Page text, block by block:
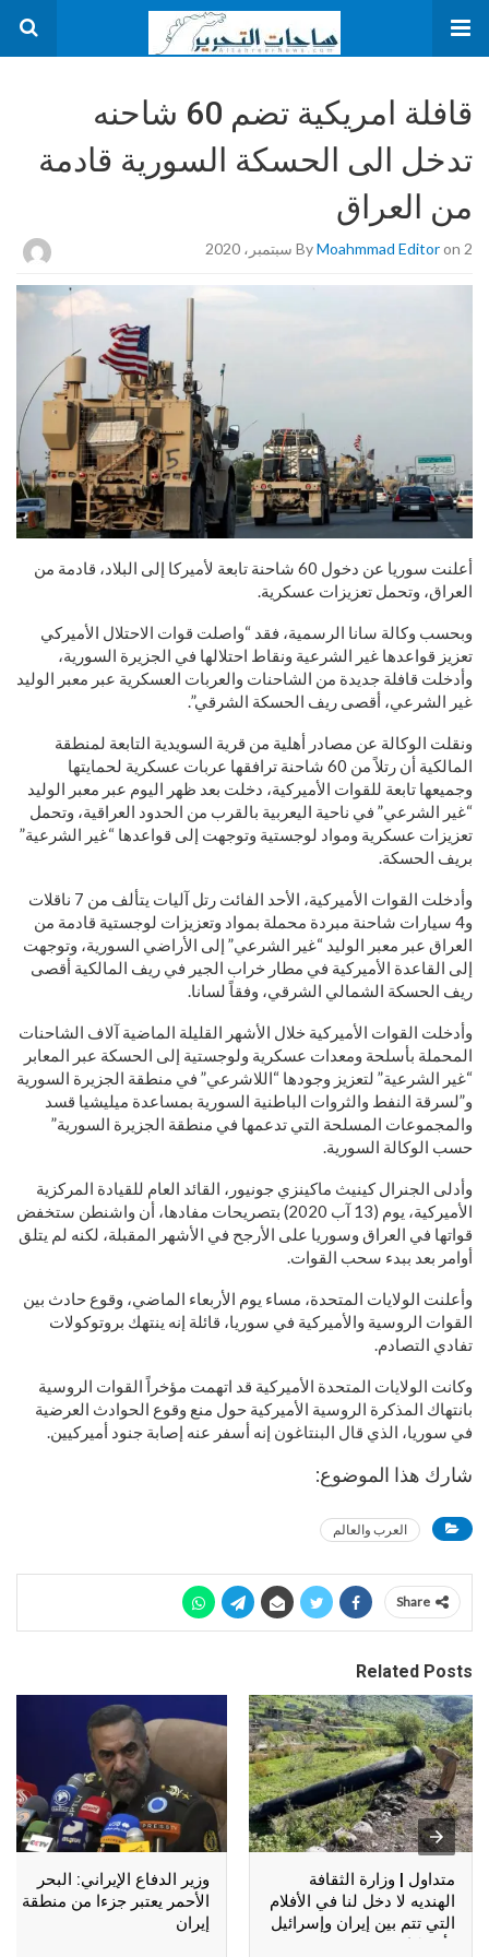
قافلة امريكية تضم 60 شاحنه
تدخل الى الحسكة السورية قادمة
من العراق
ByMoahmmad Editoron 2 سبتمبر، 2020
أعلنت سوريا عن دخول 60 شاحنة تابعة لأميركا إلى البلاد، قادمة من
العراق، وتحمل تعزيزات عسكرية.
وبحسب وكالة سانا الرسمية، فقد “واصلت قوات الاحتلال الأميركي
تعزيز قواعدها غير الشرعية ونقاط احتلالها في الجزيرة السورية،
وأدخلت قافلة جديدة من الشاحنات والعربات العسكرية عبر معبر الوليد
غير الشرعي، أقصى ريف الحسكة الشرقي”.
ونقلت الوكالة عن مصادر أهلية من قرية السويدية التابعة لمنطقة
المالكية أن رتلاً من 60 شاحنة ترافقها عربات عسكرية لحمايتها
وجميعها تابعة للقوات الأميركية، دخلت بعد ظهر اليوم عبر معبر الوليد
“غير الشرعي” في ناحية اليعربية بالقرب من الحدود العراقية، وتحمل
تعزيزات عسكرية ومواد لوجستية وتوجهت إلى قواعدها “غير الشرعية”
بريف الحسكة.
وأدخلت القوات الأميركية، الأحد الفائت رتل آليات يتألف من 7 ناقلات
و4 سيارات شاحنة مبردة محملة بمواد وتعزيزات لوجستية قادمة من
العراق عبر معبر الوليد “غير الشرعي” إلى الأراضي السورية، وتوجهت
إلى القاعدة الأميركية في مطار خراب الجير في ريف المالكية أقصى
ريف الحسكة الشمالي الشرقي، وفقاً لسانا.
وأدخلت القوات الأميركية خلال الأشهر القليلة الماضية آلاف الشاحنات
المحملة بأسلحة ومعدات عسكرية ولوجستية إلى الحسكة عبر المعابر
“غير الشرعية” لتعزيز وجودها “اللاشرعي” في منطقة الجزيرة السورية
و”لسرقة النفط والثروات الباطنية السورية بمساعدة ميليشيا قسد
والمجموعات المسلحة التي تدعمها في منطقة الجزيرة السورية”
حسب الوكالة السورية.
وأدلى الجنرال كينيث ماكينزي جونيور، القائد العام للقيادة المركزية
الأميركية، يوم (13 آب 2020) بتصريحات مفادها، أن واشنطن ستخفض
قواتها في العراق وسوريا على الأرجح في الأشهر المقبلة، لكنه لم يتلق
أوامر بعد ببدء سحب القوات.
وأعلنت الولايات المتحدة، مساء يوم الأربعاء الماضي، وقوع حادث بين
القوات الروسية والأميركية في سوريا، قائلة إنه ينتهك بروتوكولات
تفادي التصادم.
وكانت الولايات المتحدة الأميركية قد اتهمت مؤخراً القوات الروسية
بانتهاك المذكرة الروسية الأميركية حول منع وقوع الحوادث العرضية
في سوريا، الذي قال البنتاغون إنه أسفر عنه إصابة جنود أميركيين.
شارك هذا الموضوع:
العرب والعالم
Share
Related Posts
متداول | وزارة الثقافة
الهنديه لا دخل لنا في الأفلام
التي تتم بين إيران وإسرائيل
وأمريكا !!
وزير الدفاع الإيراني: البحر
الأحمر يعتبر جزءا من منطقة
إيران